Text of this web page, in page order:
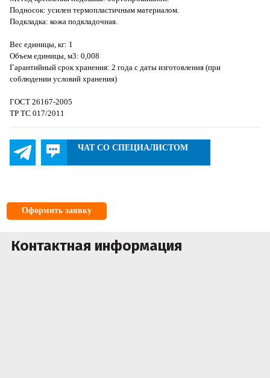
Подносок: усилен термопластичным материалом.
Подкладка: кожа подкладочная.
Вес единицы, кг: 1
Объем единицы, м3: 0,008
Гарантийный срок хранения: 2 года с даты изготовления (при
соблюдении условий хранения)
ГОСТ 26167-2005
ТР ТС 017/2011
ЧАТ СО СПЕЦИАЛИСТОМ
Оформить заявку
Контактная информация